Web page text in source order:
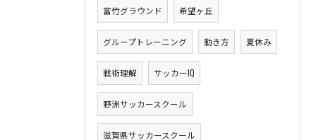
富竹グラウンド 希望ヶ丘
グループトレーニング 動き方 夏休み
戦術理解 サッカーIQ
野洲サッカースクール
滋賀県サッカースクール